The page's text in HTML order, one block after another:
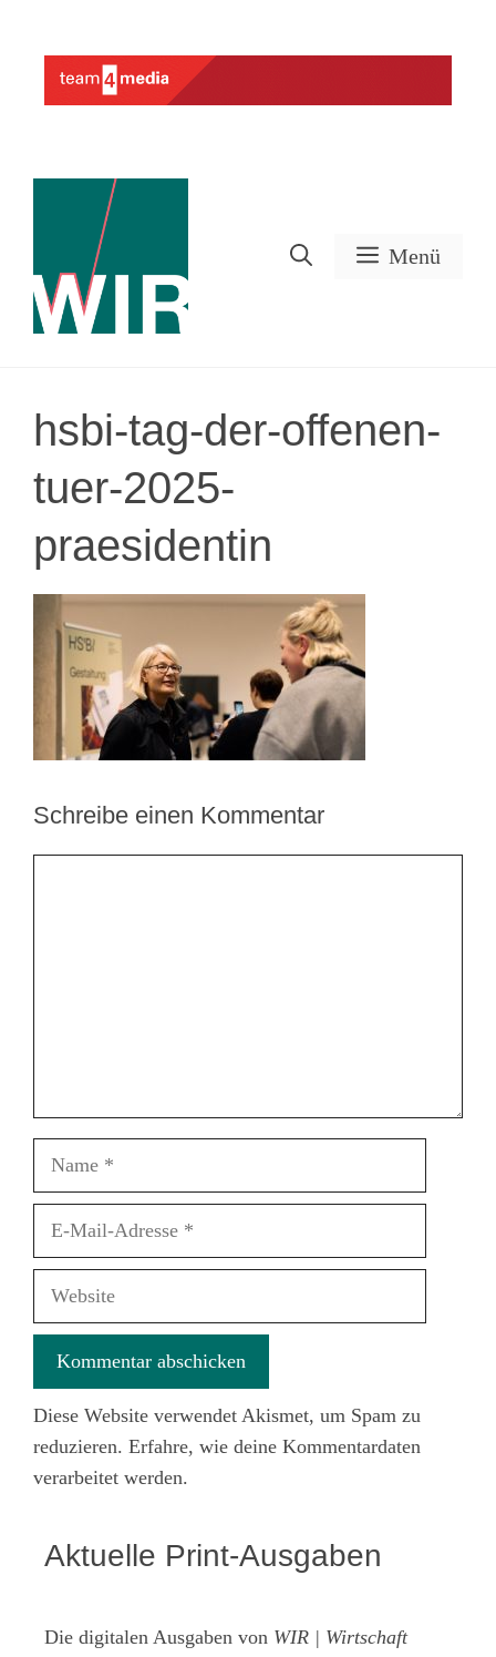
springen
Menü
hsbi-tag-der-offenen-
tuer-2025-
praesidentin
Schreibe einen Kommentar
Name
Website
Diese Website verwendet Akismet, um Spam zu
reduzieren. Erfahre, wie deine Kommentardaten
verarbeitet werden.
Aktuelle Print-Ausgaben
Die digitalen Ausgaben von WIR | Wirtschaft